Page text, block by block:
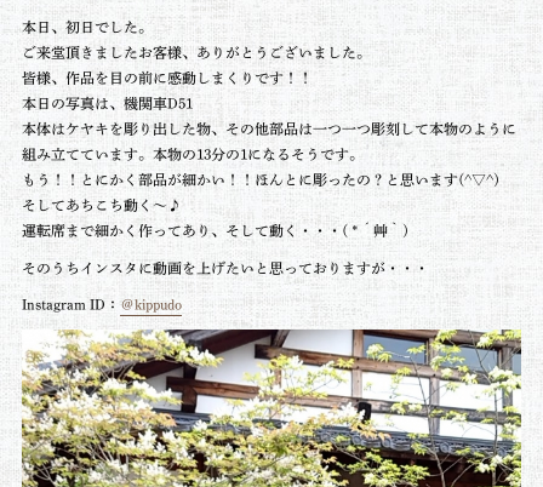
本日、初日でした。
ご来堂頂きましたお客様、ありがとうございました。
皆様、作品を目の前に感動しまくりです！！
本日の写真は、機関車D51
本体はケヤキを彫り出した物、その他部品は一つ一つ彫刻して本物のように
組み立てています。本物の13分の1になるそうです。
もう！！とにかく部品が細かい！！ほんとに彫ったの？と思います(^▽^)
そしてあちこち動く～♪
運転席まで細かく作ってあり、そして動く・・・( *´艸｀)
そのうちインスタに動画を上げたいと思っておりますが・・・
Instagram ID： ＠kippudo